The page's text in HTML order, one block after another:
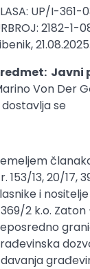
UP/I-
2182-1-
21.08.2025.
Javni
Von Der
se
153/13, 20/17,
i
2 k.o.